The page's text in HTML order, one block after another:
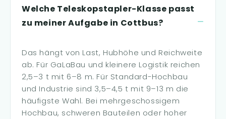
Welche Teleskopstapler-Klasse passt
zu meiner Aufgabe in Cottbus?
Das hängt von Last, Hubhöhe und Reichweite
ab. Für GaLaBau und kleinere Logistik reichen
2,5–3 t mit 6–8 m. Für Standard-Hochbau
und Industrie sind 3,5–4,5 t mit 9–13 m die
häufigste Wahl. Bei mehrgeschossigem
Hochbau, schweren Bauteilen oder hoher